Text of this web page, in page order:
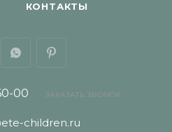
КОНТАКТЫ
00 ЗАКАЗАТЬ ЗВОНОК
children.ru